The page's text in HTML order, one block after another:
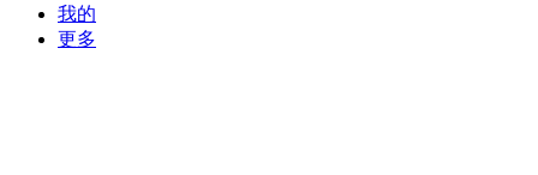
我的
更多